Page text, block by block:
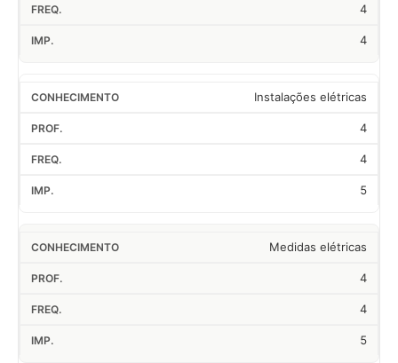
4
4
Instalações elétricas
4
4
5
Medidas elétricas
4
4
5